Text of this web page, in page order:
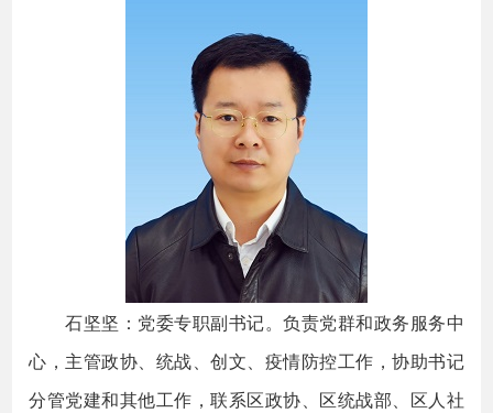
石坚坚：党委专职副书记。负责党群和政务服务中
心，主管政协、统战、创文、疫情防控工作，协助书记
分管党建和其他工作，联系区政协、区统战部、区人社